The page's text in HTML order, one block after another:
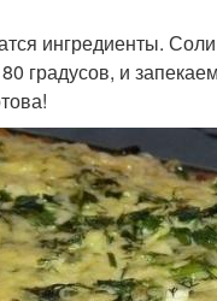
ингредиенты.
градусов, и